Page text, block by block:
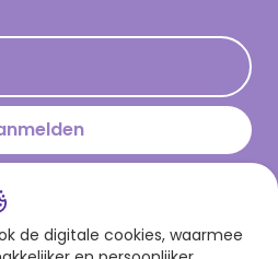
teksten
de digitale cookies, waarmee